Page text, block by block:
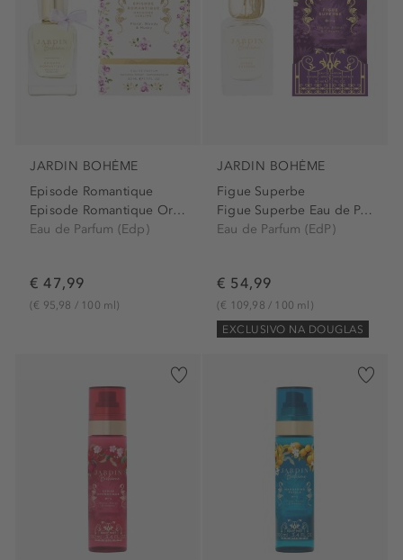
JARDIN BOHÈME
Episode Romantique
Episode Romantique Orchidee...
Eau de Parfum (Edp)
€ 47,99
(€ 95,98 / 100 ml)
JARDIN BOHÈME
Figue Superbe
Figue Superbe Eau de Parfum...
Eau de Parfum (EdP)
€ 54,99
(€ 109,98 / 100 ml)
EXCLUSIVO NA DOUGLAS